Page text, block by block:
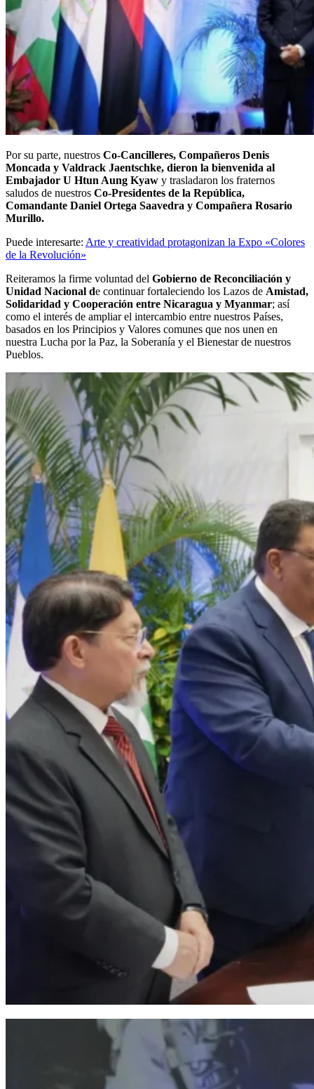
Por su parte, nuestros Co-Cancilleres, Compañeros Denis
Moncada y Valdrack Jaentschke, dieron la bienvenida al
Embajador U Htun Aung Kyaw y trasladaron los fraternos
saludos de nuestros Co-Presidentes de la República,
Comandante Daniel Ortega Saavedra y Compañera Rosario
Murillo.
Puede interesarte: Arte y creatividad protagonizan la Expo «Colores
de la Revolución»
Reiteramos la firme voluntad del Gobierno de Reconciliación y
Unidad Nacional de continuar fortaleciendo los Lazos de Amistad,
Solidaridad y Cooperación entre Nicaragua y Myanmar; así
como el interés de ampliar el intercambio entre nuestros Países,
basados en los Principios y Valores comunes que nos unen en
nuestra Lucha por la Paz, la Soberanía y el Bienestar de nuestros
Pueblos.